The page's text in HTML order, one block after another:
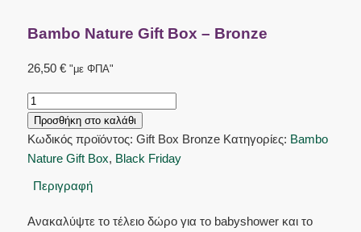
Bambo Nature Gift Box – Bronze
26,50 € "με ΦΠΑ"
Προσθήκη στο καλάθι
Κωδικός προϊόντος: Gift Box Bronze Κατηγορίες: Bambo
Nature Gift Box, Black Friday
Περιγραφή
Ανακαλύψτε το τέλειο δώρο για το babyshower και το